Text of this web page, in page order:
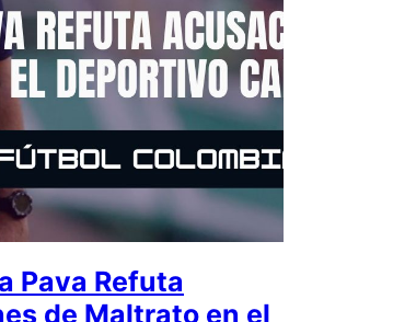
Pava Refuta
de Maltrato en el